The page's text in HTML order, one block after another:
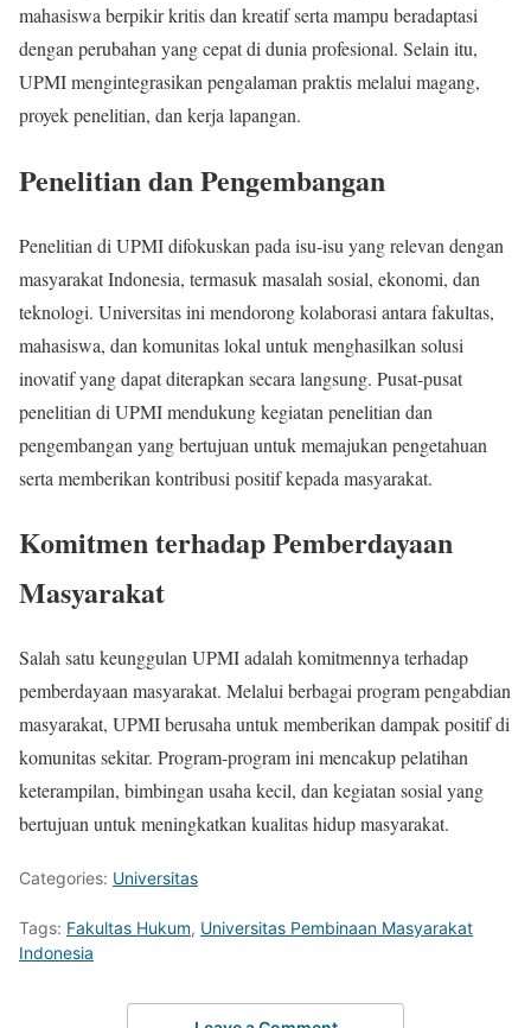
mahasiswa berpikir kritis dan kreatif serta mampu beradaptasi
dengan perubahan yang cepat di dunia profesional. Selain itu,
UPMI mengintegrasikan pengalaman praktis melalui magang,
proyek penelitian, dan kerja lapangan.
Penelitian dan Pengembangan
Penelitian di UPMI difokuskan pada isu-isu yang relevan dengan
masyarakat Indonesia, termasuk masalah sosial, ekonomi, dan
teknologi. Universitas ini mendorong kolaborasi antara fakultas,
mahasiswa, dan komunitas lokal untuk menghasilkan solusi
inovatif yang dapat diterapkan secara langsung. Pusat-pusat
penelitian di UPMI mendukung kegiatan penelitian dan
pengembangan yang bertujuan untuk memajukan pengetahuan
serta memberikan kontribusi positif kepada masyarakat.
Komitmen terhadap Pemberdayaan
Masyarakat
Salah satu keunggulan UPMI adalah komitmennya terhadap
pemberdayaan masyarakat. Melalui berbagai program pengabdian
masyarakat, UPMI berusaha untuk memberikan dampak positif di
komunitas sekitar. Program-program ini mencakup pelatihan
keterampilan, bimbingan usaha kecil, dan kegiatan sosial yang
bertujuan untuk meningkatkan kualitas hidup masyarakat.
Categories: Universitas
Tags: Fakultas Hukum, Universitas Pembinaan Masyarakat
Indonesia